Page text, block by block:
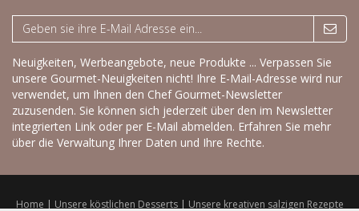
Neuigkeiten, Werbeangebote, neue Produkte ... Verpassen Sie
unsere Gourmet-Neuigkeiten nicht! Ihre E-Mail-Adresse wird nur
verwendet, um Ihnen den Chef Gourmet-Newsletter
zuzusenden. Sie können sich jederzeit über den im Newsletter
integrierten Link oder per E-Mail abmelden. Erfahren Sie mehr
über die Verwaltung Ihrer Daten und Ihre Rechte.
Home | Unsere köstlichen Desserts | Unsere kreativen salzigen Rezepte